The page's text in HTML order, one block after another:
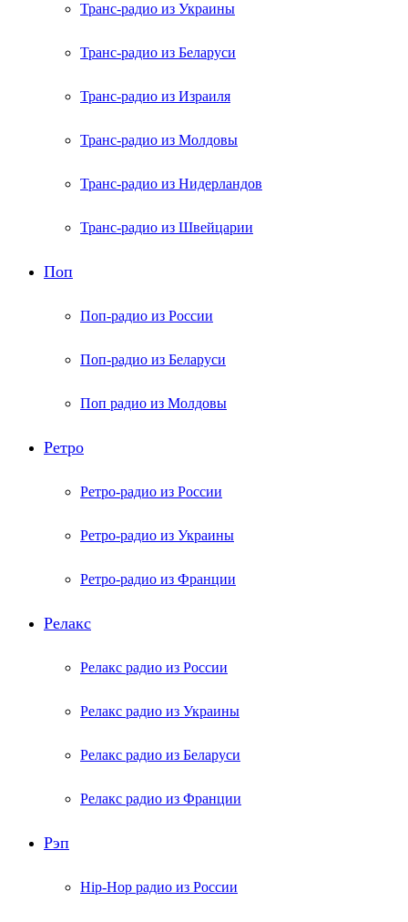
Транс-радио из Украины
Транс-радио из Беларуси
Транс-радио из Израиля
Транс-радио из Молдовы
Транс-радио из Нидерландов
Транс-радио из Швейцарии
Поп
Поп-радио из России
Поп-радио из Беларуси
Поп радио из Молдовы
Ретро
Ретро-радио из России
Ретро-радио из Украины
Ретро-радио из Франции
Релакс
Релакс радио из России
Релакс радио из Украины
Релакс радио из Беларуси
Релакс радио из Франции
Рэп
Hip-Hop радио из России